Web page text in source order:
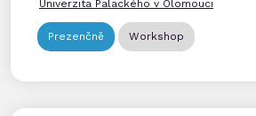
Univerzita Palackého v Olomouci
Prezenčně Workshop